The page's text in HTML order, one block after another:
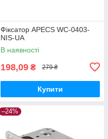
Фіксатор APECS WC-0403-
NIS-UA
В наявності
198,09 ₴ 279 ₴
Купити
–24%